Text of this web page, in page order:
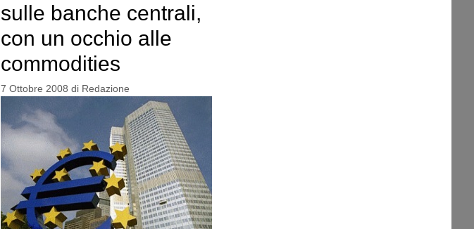
sulle banche centrali,
con un occhio alle
commodities
7 Ottobre 2008 di Redazione